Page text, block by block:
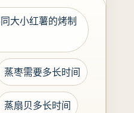
大小红薯的烤制
蒸枣需要多长时间
蒸扇贝多长时间